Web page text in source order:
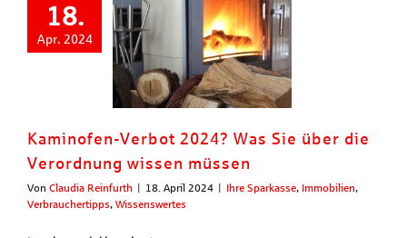
18.
Apr. 2024
Kaminofen-Verbot 2024? Was Sie über die
Verordnung wissen müssen
Von Claudia Reinfurth | 18. April 2024 | Ihre Sparkasse, Immobilien,
Verbrauchertipps, Wissenswertes